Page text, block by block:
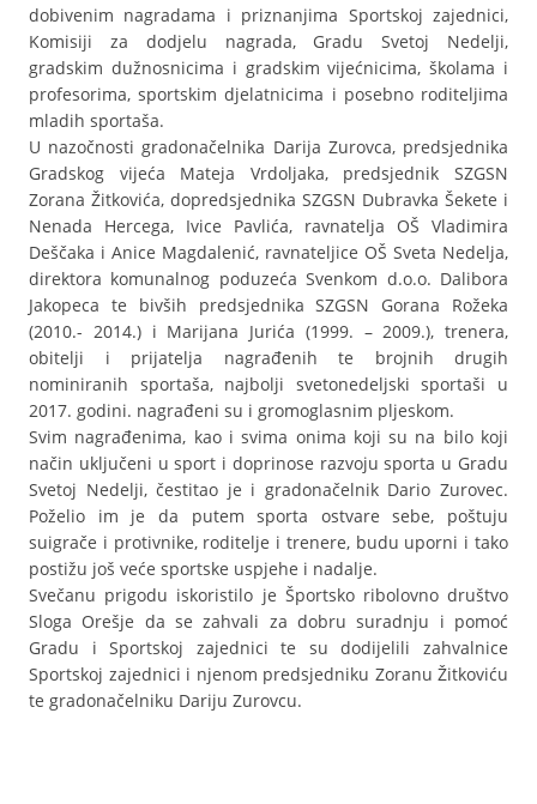
dobivenim nagradama i priznanjima Sportskoj zajednici,
Komisiji za dodjelu nagrada, Gradu Svetoj Nedelji,
gradskim dužnosnicima i gradskim vijećnicima, školama i
profesorima, sportskim djelatnicima i posebno roditeljima
mladih sportaša.
U nazočnosti gradonačelnika Darija Zurovca, predsjednika
Gradskog vijeća Mateja Vrdoljaka, predsjednik SZGSN
Zorana Žitkovića, dopredsjednika SZGSN Dubravka Šekete i
Nenada Hercega, Ivice Pavlića, ravnatelja OŠ Vladimira
Deščaka i Anice Magdalenić, ravnateljice OŠ Sveta Nedelja,
direktora komunalnog poduzeća Svenkom d.o.o. Dalibora
Jakopeca te bivših predsjednika SZGSN Gorana Rožeka
(2010.- 2014.) i Marijana Jurića (1999. – 2009.), trenera,
obitelji i prijatelja nagrađenih te brojnih drugih
nominiranih sportaša, najbolji svetonedeljski sportaši u
2017. godini. nagrađeni su i gromoglasnim pljeskom.
Svim nagrađenima, kao i svima onima koji su na bilo koji
način uključeni u sport i doprinose razvoju sporta u Gradu
Svetoj Nedelji, čestitao je i gradonačelnik Dario Zurovec.
Poželio im je da putem sporta ostvare sebe, poštuju
suigrače i protivnike, roditelje i trenere, budu uporni i tako
postižu još veće sportske uspjehe i nadalje.
Svečanu prigodu iskoristilo je Športsko ribolovno društvo
Sloga Orešje da se zahvali za dobru suradnju i pomoć
Gradu i Sportskoj zajednici te su dodijelili zahvalnice
Sportskoj zajednici i njenom predsjedniku Zoranu Žitkoviću
te gradonačelniku Dariju Zurovcu.